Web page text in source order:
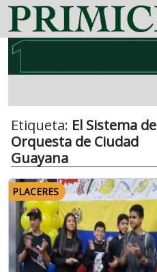
Etiqueta: El Sistema de
Orquesta de Ciudad
Guayana
PLACERES